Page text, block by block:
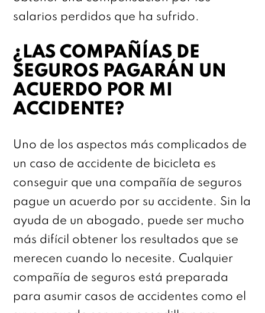
salarios perdidos que ha sufrido.
¿LAS COMPAÑÍAS DE
SEGUROS PAGARÁN UN
ACUERDO POR MI
ACCIDENTE?
Uno de los aspectos más complicados de
un caso de accidente de bicicleta es
conseguir que una compañía de seguros
pague un acuerdo por su accidente. Sin la
ayuda de un abogado, puede ser mucho
más difícil obtener los resultados que se
merecen cuando lo necesite. Cualquier
compañía de seguros está preparada
para asumir casos de accidentes como el